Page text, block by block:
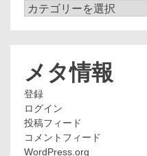
カ
メタ情報
登録
ログイン
投稿フィード
コメントフィード
WordPress.org